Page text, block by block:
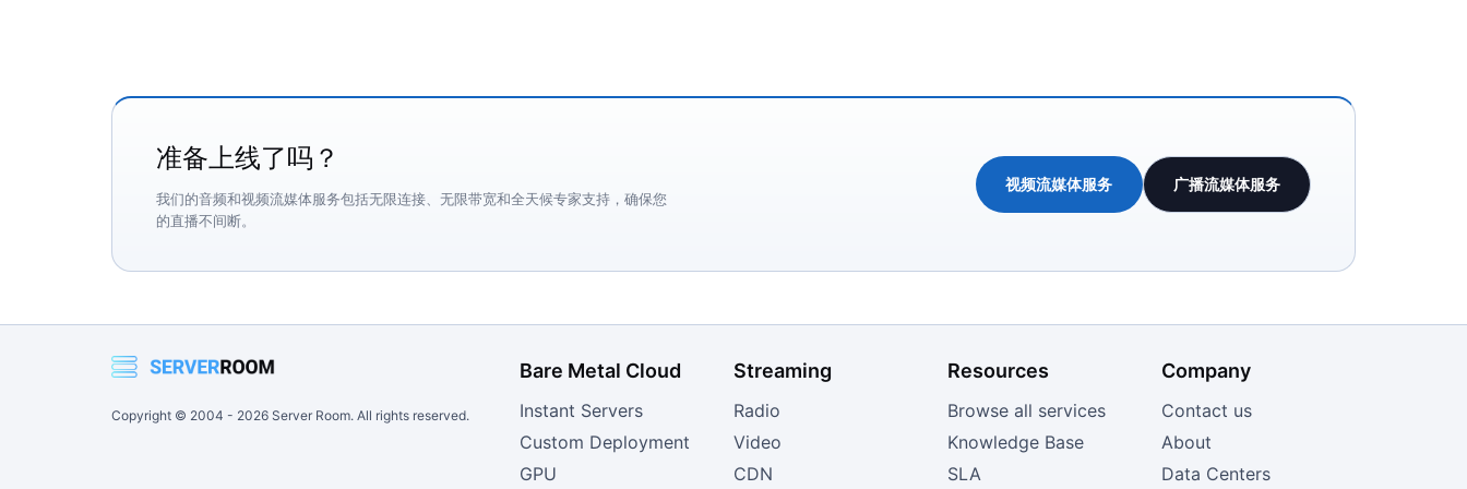
准备上线了吗？
我们的音频和视频流媒体服务包括无限连接、无限带宽和全天候专家支持，确保您
的直播不间断。
视频流媒体服务 广播流媒体服务
Copyright © 2004 - 2026 Server Room. All rights reserved.
Bare Metal Cloud
Instant Servers
Custom Deployment
GPU
Streaming
Radio
Video
CDN
Resources
Browse all services
Knowledge Base
SLA
Company
Contact us
About
Data Centers